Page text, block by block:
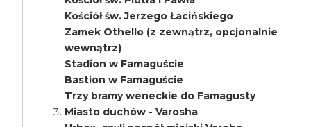
Kościół św. Jerzego Łacińskiego
Zamek Othello (z zewnątrz, opcjonalnie
wewnątrz)
Stadion w Famaguście
Bastion w Famaguście
Trzy bramy weneckie do Famagusty
Miasto duchów - Varosha